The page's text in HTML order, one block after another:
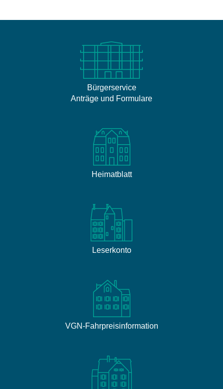
Bürgerservice
Anträge und Formulare
Heimatblatt
Leserkonto
VGN-Fahrpreisinformation